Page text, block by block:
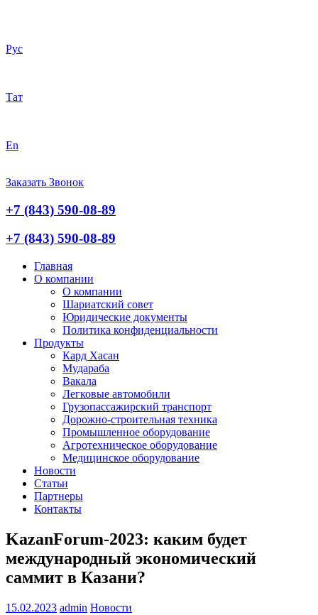
Рус
Тат
En
Заказать Звонок
+7 (843) 590-08-89
+7 (843) 590-08-89
Главная
О компании
О компании
Шариатский совет
Юридические документы
Политика конфиденциальности
Продукты
Кард Хасан
Мудараба
Вакала
Легковые автомобили
Грузопассажирский транспорт
Дорожно-строительная техника
Промышленное оборудование
Агротехническое оборудование
Медицинское оборудование
Новости
Статьи
Партнеры
Контакты
KazanForum-2023: каким будет
международный экономический
саммит в Казани?
15.02.2023 admin Новости